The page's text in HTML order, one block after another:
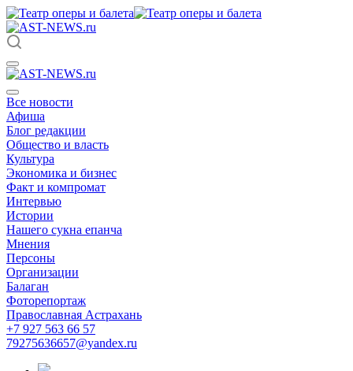
Все новости
Афиша
Блог редакции
Общество и власть
Культура
Экономика и бизнес
Факт и компромат
Интервью
Истории
Нашего сукна епанча
Мнения
Персоны
Организации
Балаган
Фоторепортаж
Православная Астрахань
+7 927 563 66 57
79275636657@yandex.ru